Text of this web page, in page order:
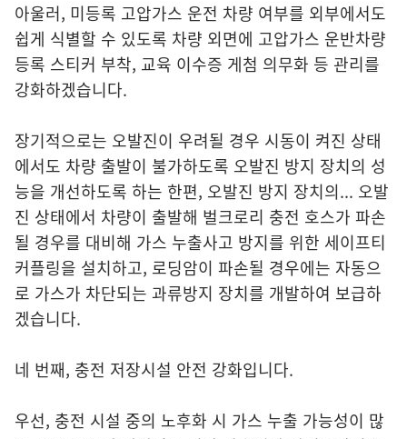
아울러, 미등록 고압가스 운전 차량 여부를 외부에서도
쉽게 식별할 수 있도록 차량 외면에 고압가스 운반차량
등록 스티커 부착, 교육 이수증 게첨 의무화 등 관리를
강화하겠습니다.
장기적으로는 오발진이 우려될 경우 시동이 켜진 상태
에서도 차량 출발이 불가하도록 오발진 방지 장치의 성
능을 개선하도록 하는 한편, 오발진 방지 장치의... 오발
진 상태에서 차량이 출발해 벌크로리 충전 호스가 파손
될 경우를 대비해 가스 누출사고 방지를 위한 세이프티
커플링을 설치하고, 로딩암이 파손될 경우에는 자동으
로 가스가 차단되는 과류방지 장치를 개발하여 보급하
겠습니다.
네 번째, 충전 저장시설 안전 강화입니다.
우선, 충전 시설 중의 노후화 시 가스 누출 가능성이 많